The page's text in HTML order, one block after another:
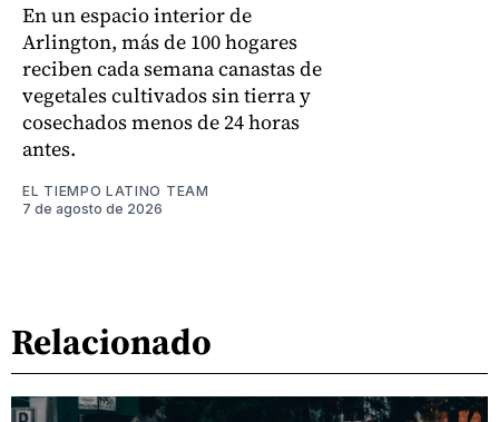
En un espacio interior de
Arlington, más de 100 hogares
reciben cada semana canastas de
vegetales cultivados sin tierra y
cosechados menos de 24 horas
antes.
EL TIEMPO LATINO TEAM
7 de agosto de 2026
Relacionado